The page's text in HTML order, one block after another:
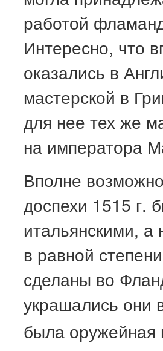
работой
Интересно, что
оказались в
мастерской в
для нее тех же
на императора
Вполне
доспехи 1515 г.
итальянскими,
в равной
сделаны во
украшались они
была оружейная